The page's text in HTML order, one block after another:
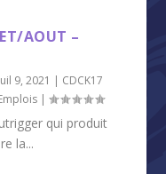
AOUT –
9, 2021 | CDCK17
|
qui produit
la...